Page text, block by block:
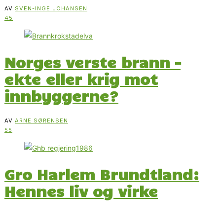
AV SVEN-INGE JOHANSEN
45
Norges verste brann –
ekte eller krig mot
innbyggerne?
AV ARNE SØRENSEN
55
Gro Harlem Brundtland:
Hennes liv og virke